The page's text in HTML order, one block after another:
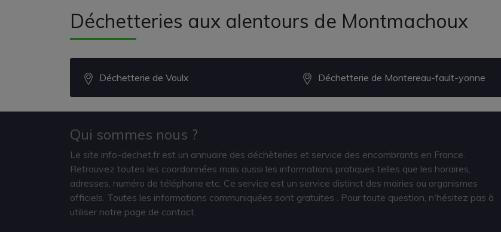
Déchetteries aux alentours de Montmachoux
Déchetterie de Voulx Déchetterie de Montereau-fault-yonne
Qui sommes nous ?
Le site info-dechet.fr est un annuaire des déchèteries et service des encombrants en France.
Retrouvez toutes les coordonnées mais aussi les informations pratiques telles que les horaires,
adresses, numéro de téléphone etc. Ce service est un service distinct des mairies ou organismes
officiels. Toutes les informations communiquées sont gratuites . Pour toute question, n'hésitez pas à
utiliser notre page de contact.